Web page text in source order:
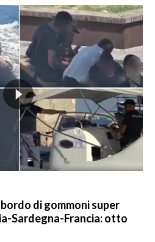
di gommoni super
Sardegna-Francia: otto